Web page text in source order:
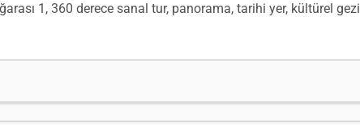
1, 360 derece sanal tur, panorama, tarihi yer, kültürel gezi